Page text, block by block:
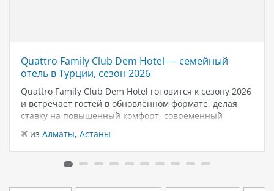
Quattro Family Club Dem Hotel — семейный
отель в Турции, сезон 2026
Quattro Family Club Dem Hotel готовится к сезону 2026
и встречает гостей в обновлённом формате, делая
ставку на повышенный комфорт, современный
дизайн и атмосферу спокойного семейного отдыха у
моря. Отель остаётся популярным выбором для тех,
кто ищет семейный отель в…
из Алматы, Астаны